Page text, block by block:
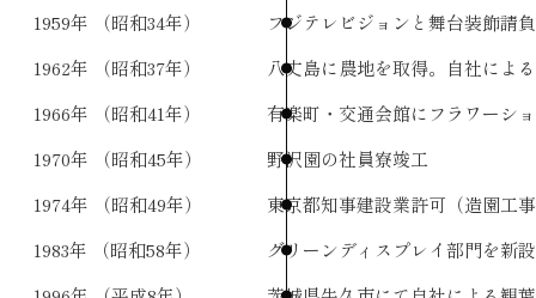
1959年 （昭和34年）
フジテレビジョンと舞台装飾請
1962年 （昭和37年）
八丈島に農地を取得。自社によ
1966年 （昭和41年）
有楽町・交通会館にフラワーシ
1970年 （昭和45年）
野沢園の社員寮竣工
1974年 （昭和49年）
東京都知事建設業許可（造園工事
1983年 （昭和58年）
グリーンディスプレイ部門を新